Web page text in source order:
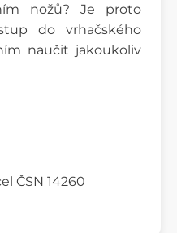
nožů? Je proto
do vrhačského
naučit jakoukoliv
ČSN 14260